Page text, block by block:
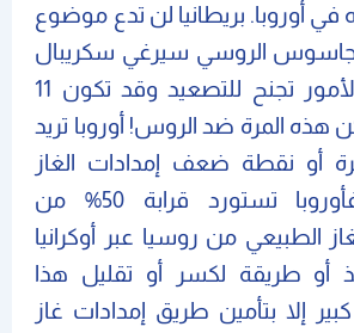
في أوروبا. بريطانيا لن تدع موضوع
الروسي سيرغي سكريبال
تمر بسهولة فالأمور تجنح للتصعيد وقد تكون 11
هذه المرة ضد الروس! أوروبا تريد
أو نقطة ضعف إمدادات الغاز
الروسية لها فأوروبا تستورد قرابة 50% من
الطبيعي من روسيا عبر أوكرانيا
أو طريقة لكسر أو تقليل هذا
إلا بتأمين طريق إمدادات غاز